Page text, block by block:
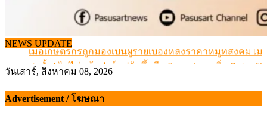
NEWS UPDATE
สกัดลักลอบนำเข้าเอ็นโคแช่แข็งกว่า 12.6 ตัน สมุทรสาคร
เมื่อเกษตรกรถูกมองเป็นผู้ร้ายเบื้องหลังราคาหมูที่สังคมไม่
สุดอั้น! ไข่ไก่หน้าฟาร์มปรับขึ้นอีก 6 บาท/แผง เริ่ม 7 ส.ค.69
เดินหน้าดัน “ราคากลางโคเนื้อ” แก้ปัญหาราคาโคเนื้อตก
วันเสาร์, สิงหาคม 08, 2026
Advertisement / โฆษณา